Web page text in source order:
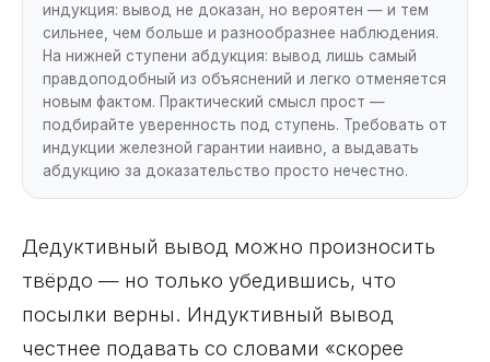
индукция: вывод не доказан, но вероятен — и тем
сильнее, чем больше и разнообразнее наблюдения.
На нижней ступени абдукция: вывод лишь самый
правдоподобный из объяснений и легко отменяется
новым фактом. Практический смысл прост —
подбирайте уверенность под ступень. Требовать от
индукции железной гарантии наивно, а выдавать
абдукцию за доказательство просто нечестно.
Дедуктивный вывод можно произносить
твёрдо — но только убедившись, что
посылки верны. Индуктивный вывод
честнее подавать со словами «скорее